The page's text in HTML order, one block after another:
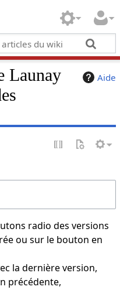
Aide
Launay
radio des versions
ou sur le bouton en
la dernière version,
précédente,